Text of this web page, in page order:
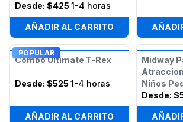
Húmedo)
Desde: $425 1-4 horas
AÑADIR AL CARRITO
POPULAR
Combo Ultimate T-Rex
Desde: $525 1-4 horas
AÑADIR AL CARRITO
Midway
Niños
Desde: